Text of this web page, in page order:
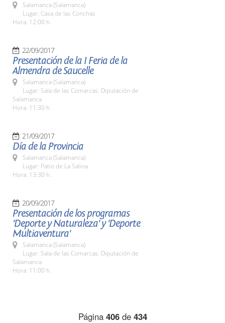
Salamanca (Salamanca)
Lugar: Casa de las Conchas
Hora: 12:00 h.
22/09/2017
Presentación de la I Feria de la
Almendra de Saucelle
Salamanca (Salamanca)
Lugar: Sala de las Comarcas. Diputación de
Salamanca
Hora: 11:30 h.
21/09/2017
Día de la Provincia
Salamanca (Salamanca)
Lugar: Patio de La Salina
Hora: 13:30 h.
20/09/2017
Presentación de los programas
'Deporte y Naturaleza' y 'Deporte
Multiaventura'
Salamanca (Salamanca)
Lugar: Sala de las Comarcas. Diputación de
Salamanca
Hora: 11:00 h.
Página 406de 434